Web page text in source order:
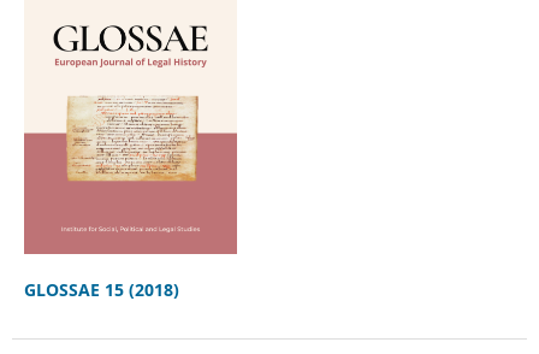
GLOSSAE 15 (2018)